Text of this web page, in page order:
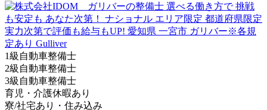
1級自動車整備士
2級自動車整備士
3級自動車整備士
育児・介護休暇あり
寮/社宅あり・住み込み